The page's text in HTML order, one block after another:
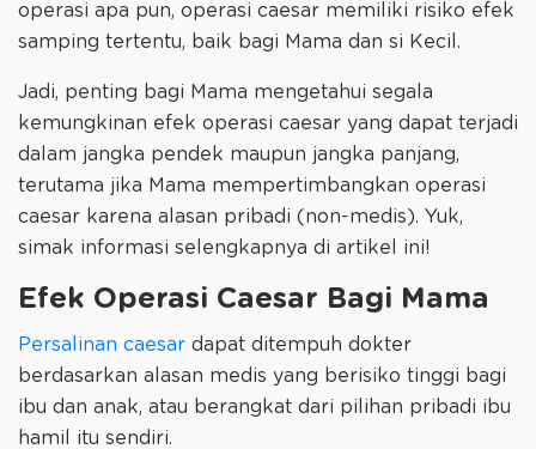
operasi apa pun, operasi caesar memiliki risiko efek
samping tertentu, baik bagi Mama dan si Kecil.
Jadi, penting bagi Mama mengetahui segala
kemungkinan efek operasi caesar yang dapat terjadi
dalam jangka pendek maupun jangka panjang,
terutama jika Mama mempertimbangkan operasi
caesar karena alasan pribadi (non-medis). Yuk,
simak informasi selengkapnya di artikel ini!
Efek Operasi Caesar Bagi Mama
Persalinan caesar dapat ditempuh dokter
berdasarkan alasan medis yang berisiko tinggi bagi
ibu dan anak, atau berangkat dari pilihan pribadi ibu
hamil itu sendiri.